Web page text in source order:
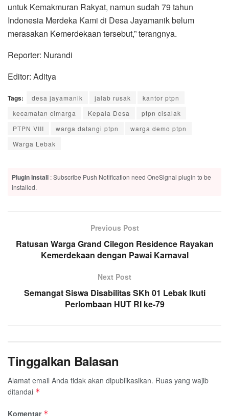
untuk Kemakmuran Rakyat, namun sudah 79 tahun
Indonesia Merdeka Kami di Desa Jayamanik belum
merasakan Kemerdekaan tersebut,” terangnya.
Reporter: Nurandi
Editor: Aditya
Tags: desa jayamanik jalab rusak
kantor ptpn
kecamatan cimarga
Kepala Desa
ptpn cisalak
PTPN VIII
warga datangi ptpn
warga demo ptpn
Warga Lebak
Plugin Install : Subscribe Push Notification need OneSignal plugin to be
installed.
Previous Post
Ratusan Warga Grand Cilegon Residence Rayakan
Kemerdekaan dengan Pawai Karnaval
Next Post
Semangat Siswa Disabilitas SKh 01 Lebak Ikuti
Perlombaan HUT RI ke-79
Tinggalkan Balasan
Alamat email Anda tidak akan dipublikasikan. Ruas yang wajib
ditandai *
Komentar *